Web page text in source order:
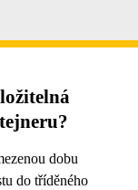
dobu
do tříděného